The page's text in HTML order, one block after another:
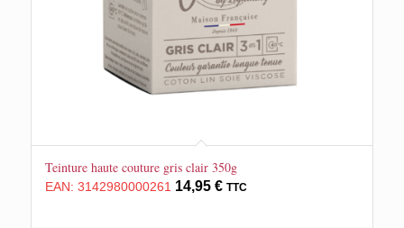
Teinture haute couture gris clair 350g
EAN: 3142980000261 14,95 € TTC